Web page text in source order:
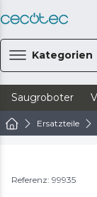
Kategorien
Saugroboter
Ersatzteile
Referenz: 99935